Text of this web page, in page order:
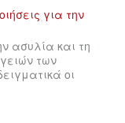
ασυλία και τη
των
οι